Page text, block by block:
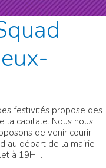
festivités propose des
la capitale. Nous nous
de venir courir
au départ de la mairie
à 19H …